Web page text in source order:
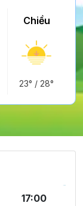
Chiều
23° /28°
17:00